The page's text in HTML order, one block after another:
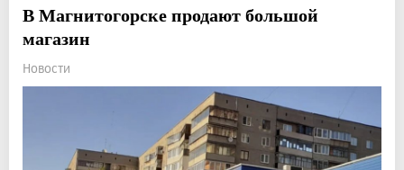
В Магнитогорске продают большой
магазин
Новости